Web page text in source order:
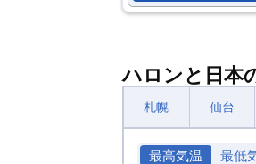
ハロンと日本
札幌 仙台
最高気温 最低